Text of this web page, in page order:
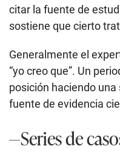
citar la fuente de
sostiene que cierto
Generalmente el
“yo creo que”. Un
posición haciendo
fuente de evidencia
—Series de